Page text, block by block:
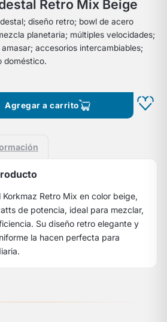
Retro Mix Beige
diseño retro; bowl de acero
planetaria; múltiples velocidades;
accesorios intercambiables;
doméstico.
Agregar a carrito
Retro Mix en color beige,
de potencia, ideal para mezclar,
Su diseño retro elegante y
la hacen perfecta para